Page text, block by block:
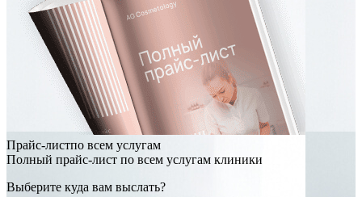
Прайс-листпо всем услугам
Полный прайс-лист по всем услугам клиники
Выберите куда вам выслать?